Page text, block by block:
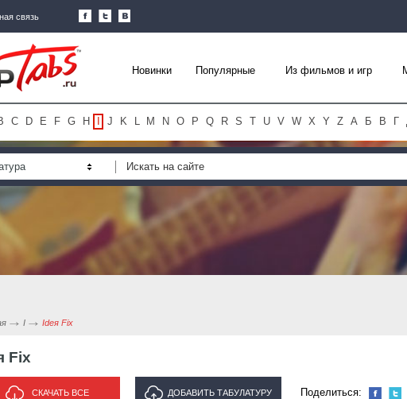
связь
Новинки Популярные Из фильмов и игр
C D E F G H J K L M N O P Q R S T U V W X Y Z А Б В Г
I Ideя Fix
Fix
СКАЧАТЬ ВСЕ ДОБАВИТЬ ТАБУЛАТУРУ Поделиться: